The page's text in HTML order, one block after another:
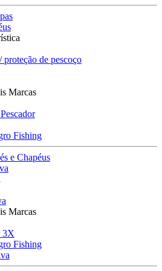
proteção de pescoço
Marcas
Fishing
e Chapéus
Marcas
3X
Fishing